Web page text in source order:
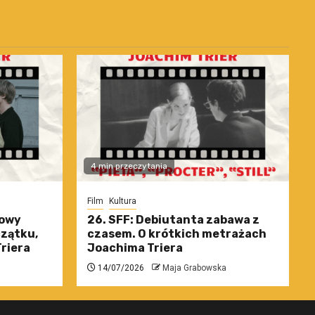
4 min przeczytania
Film Kultura
26. SFF: Debiutanta zabawa z
czasem. O krótkich metrażach
Joachima Triera
14/07/2026 Maja Grabowska